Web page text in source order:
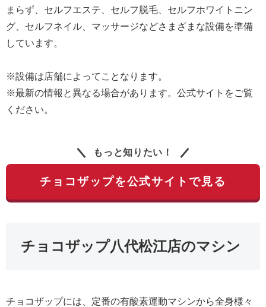
まらず、セルフエステ、セルフ脱毛、セルフホワイトニン
グ、セルフネイル、マッサージなどさまざまな設備を準備
しています。
※設備は店舗によってことなります。
※最新の情報と異なる場合があります。公式サイトをご覧
ください。
もっと知りたい！
チョコザップを公式サイトで見る
チョコザップ八代松江店のマシン
チョコザップには、定番の有酸素運動マシンから全身様々